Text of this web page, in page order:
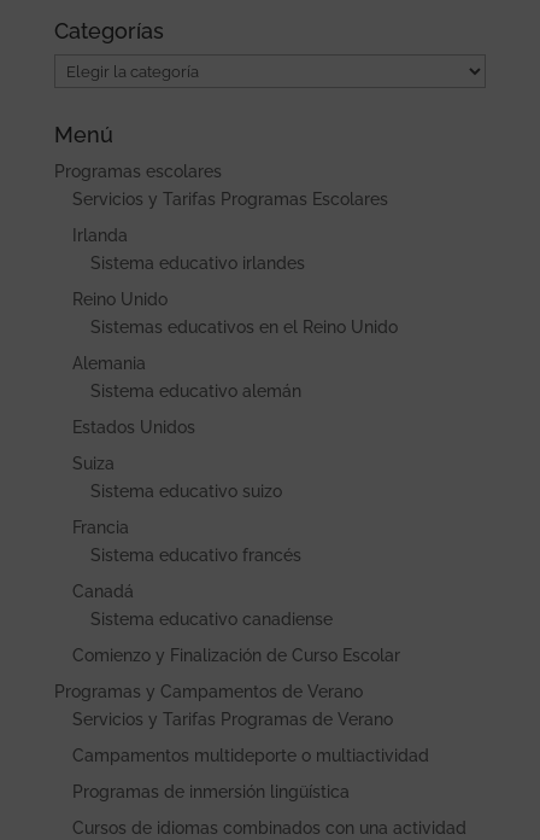
Categorías
Categorías
Menú
Programas escolares
Servicios y Tarifas Programas Escolares
Irlanda
Sistema educativo irlandes
Reino Unido
Sistemas educativos en el Reino Unido
Alemania
Sistema educativo alemán
Estados Unidos
Suiza
Sistema educativo suizo
Francia
Sistema educativo francés
Canadá
Sistema educativo canadiense
Comienzo y Finalización de Curso Escolar
Programas y Campamentos de Verano
Servicios y Tarifas Programas de Verano
Campamentos multideporte o multiactividad
Programas de inmersión lingüística
Cursos de idiomas combinados con una actividad